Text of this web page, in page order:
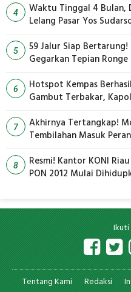
4
Waktu Tinggal 4 Bulan,
Lelang Pasar Yos
5
59 Jalur Siap Bertarung!
Gegarkan Tepian
6
Hotspot Kempas
Gambut Terbakar,
7
Akhirnya Tertangkap!
Tembilahan Masuk
8
Resmi! Kantor KONI
PON 2012 Mulai
Ikuti
Tentang Kami Redaksi